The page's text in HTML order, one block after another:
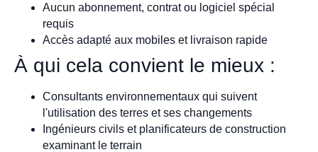
Aucun abonnement, contrat ou logiciel spécial
requis
Accès adapté aux mobiles et livraison rapide
À qui cela convient le mieux :
Consultants environnementaux qui suivent
l'utilisation des terres et ses changements
Ingénieurs civils et planificateurs de construction
examinant le terrain